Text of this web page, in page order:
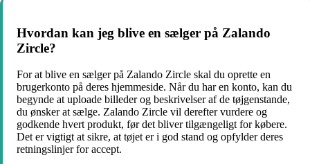
Hvordan kan jeg blive en sælger på Zalando
Zircle?
For at blive en sælger på Zalando Zircle skal du oprette en
brugerkonto på deres hjemmeside. Når du har en konto, kan du
begynde at uploade billeder og beskrivelser af de tøjgenstande,
du ønsker at sælge. Zalando Zircle vil derefter vurdere og
godkende hvert produkt, før det bliver tilgængeligt for købere.
Det er vigtigt at sikre, at tøjet er i god stand og opfylder deres
retningslinjer for accept.